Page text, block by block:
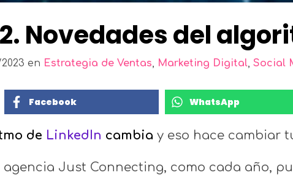
Novedades del
en Estrategia de Ventas, Marketing Digital, Social
Facebook WhatsApp
de LinkedIn cambia y eso hace cambiar
agencia Just Connecting, como cada año,